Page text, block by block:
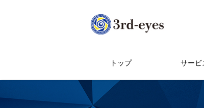
トップ サービ